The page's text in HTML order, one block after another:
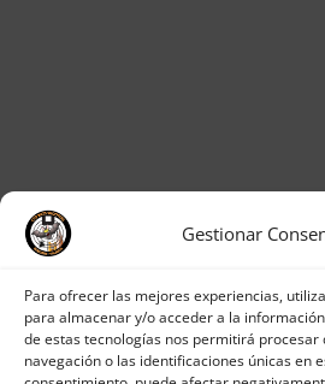
Gestionar
Para ofrecer las mejores experiencias,
para almacenar y/o acceder a la
de estas tecnologías nos permitirá
navegación o las identificaciones únicas en